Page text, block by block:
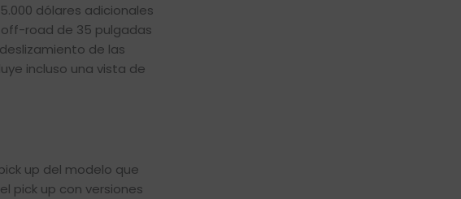
dólares adicionales
road de 35 pulgadas
de las
incluso una vista de
up del modelo que
pick up con versiones